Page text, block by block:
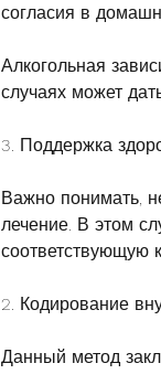
согласия в
Алкогольная
случаях может
3. Поддержка
Важно понимать,
лечение. В этом
соответствующую
2. Кодирование
Данный метод